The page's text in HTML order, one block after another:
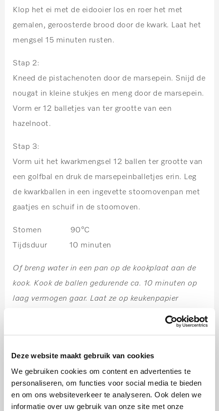
Deze website maakt gebruik van cookies
We gebruiken cookies om content en advertenties te
personaliseren, om functies voor social media te bieden
en om ons websiteverkeer te analyseren. Ook delen we
informatie over uw gebruik van onze site met onze
Klop het ei met de eidooier los en roer het met
gemalen, geroosterde brood door de kwark. Laat het
mengsel 15 minuten rusten.
Stap 2:
Kneed de pistachenoten door de marsepein. Snijd de
nougat in kleine stukjes en meng door de marsepein.
Vorm er 12 balletjes van ter grootte van een
hazelnoot.
Stap 3:
Vorm uit het kwarkmengsel 12 ballen ter grootte van
een golfbal en druk de marsepeinballetjes erin. Leg
de kwarkballen in een ingevette stoomovenpan met
gaatjes en schuif in de stoomoven.
Stomen 90°C
Tijdsduur 10 minuten
Of breng water in een pan op de kookplaat aan de
kook. Kook de ballen gedurende ca. 10 minuten op
laag vermogen gaar. Laat ze op keukenpapier
Stap 4:
Pureer ondertussen de mango met 100 gram suiker,
vanillemerg, passievruchtensap en kokoslikeur met
de staafmixer. Naar smaak kunt u meer
passievruchtensap toevoegen.